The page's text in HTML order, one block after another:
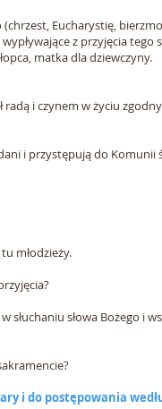
Eucharystię,
z przyjęcia tego
matka dla dziewczyny.
radą i czynem w życiu
i przystępują do Komunii
młodzieży.
słuchaniu słowa Bożego i
i do postępowania